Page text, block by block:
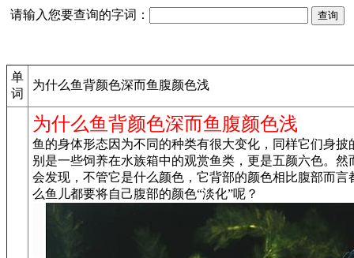
请输入您要查询的字词：
单
词
为什么鱼背颜色深而鱼腹颜色浅
为什么鱼背颜色深而鱼腹颜色浅
鱼的身体形态因为不同的种类有很大变化，同样它们身披
别是一些饲养在水族箱中的观赏鱼类，更是五颜六色。然
会发现，不管它是什么颜色，它背部的颜色相比腹部而言
么鱼儿都要将自己腹部的颜色“淡化”呢？